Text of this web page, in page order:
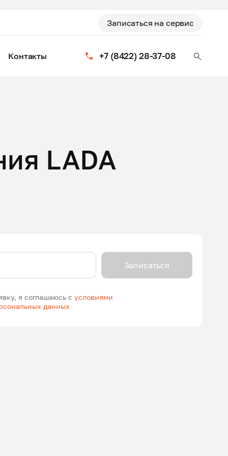
Записаться на сервис
+7 (8422) 28-37-08
Контакты
LADA
я соглашаюсь сусловиями
данных
Записаться